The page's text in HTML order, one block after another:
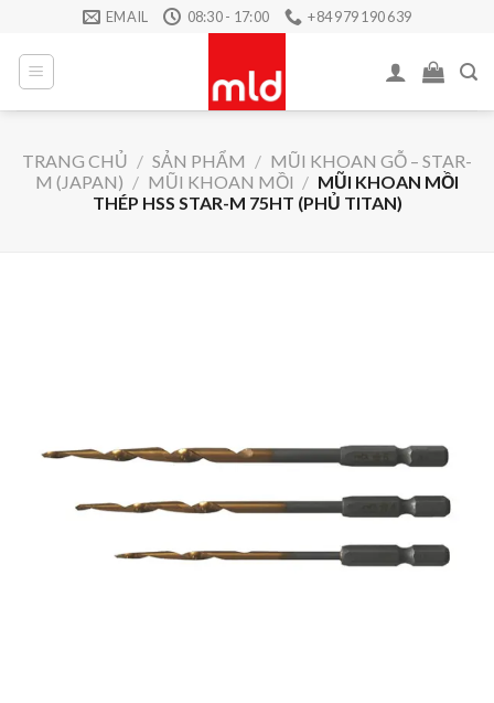
content
EMAIL 08:30 - 17:00 +84 979 190 639
TRANG CHỦ / SẢN PHẨM / MŨI KHOAN GỖ – STAR-
M (JAPAN) / MŨI KHOAN MỒI / MŨI KHOAN MỒI
THÉP HSS STAR-M 75HT (PHỦ TITAN)